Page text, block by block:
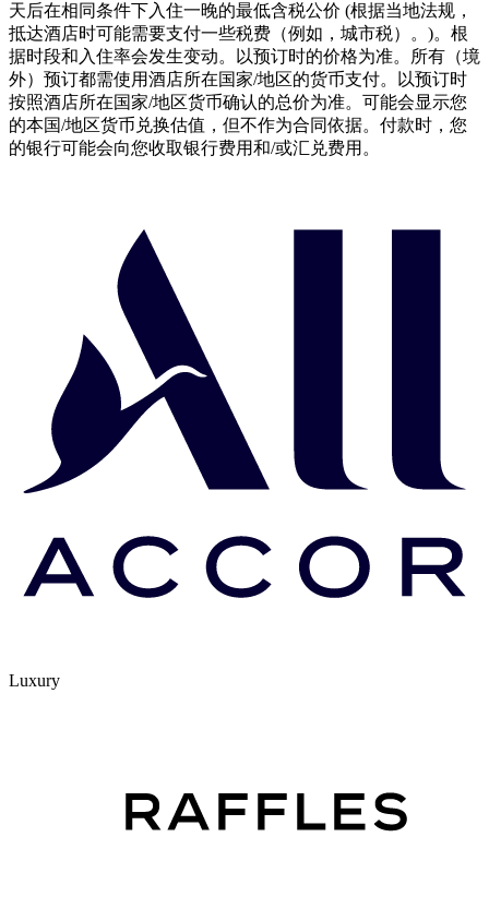
天后在相同条件下入住一晚的最低含税公价 (根据当地法规，
抵达酒店时可能需要支付一些税费（例如，城市税）。)。根
据时段和入住率会发生变动。以预订时的价格为准。所有（境
外）预订都需使用酒店所在国家/地区的货币支付。以预订时
按照酒店所在国家/地区货币确认的总价为准。可能会显示您
的本国/地区货币兑换估值，但不作为合同依据。付款时，您
的银行可能会向您收取银行费用和/或汇兑费用。
Luxury